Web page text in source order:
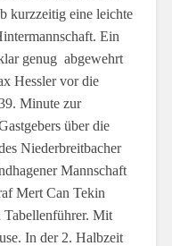
kurzzeitig eine leichte
Ein
genug abgewehrt
Hessler vor die
Minute zur
über die
Niederbreitbacher
Mannschaft
Mert Can Tekin
Tabellenführer. Mit
In der 2. Halbzeit